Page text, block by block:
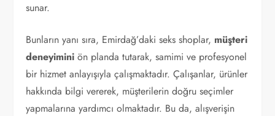
sunar.
Bunların yanı sıra, Emirdağ’daki seks shoplar, müşteri
deneyimini ön planda tutarak, samimi ve profesyonel
bir hizmet anlayışıyla çalışmaktadır. Çalışanlar, ürünler
hakkında bilgi vererek, müşterilerin doğru seçimler
yapmalarına yardımcı olmaktadır. Bu da, alışverişin